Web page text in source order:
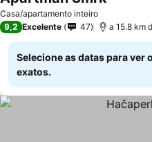
Casa/apartamento inteiro
Ver
9,2 Excelente 47 a 15.8 km
Selecione as datas para ver
exatos.